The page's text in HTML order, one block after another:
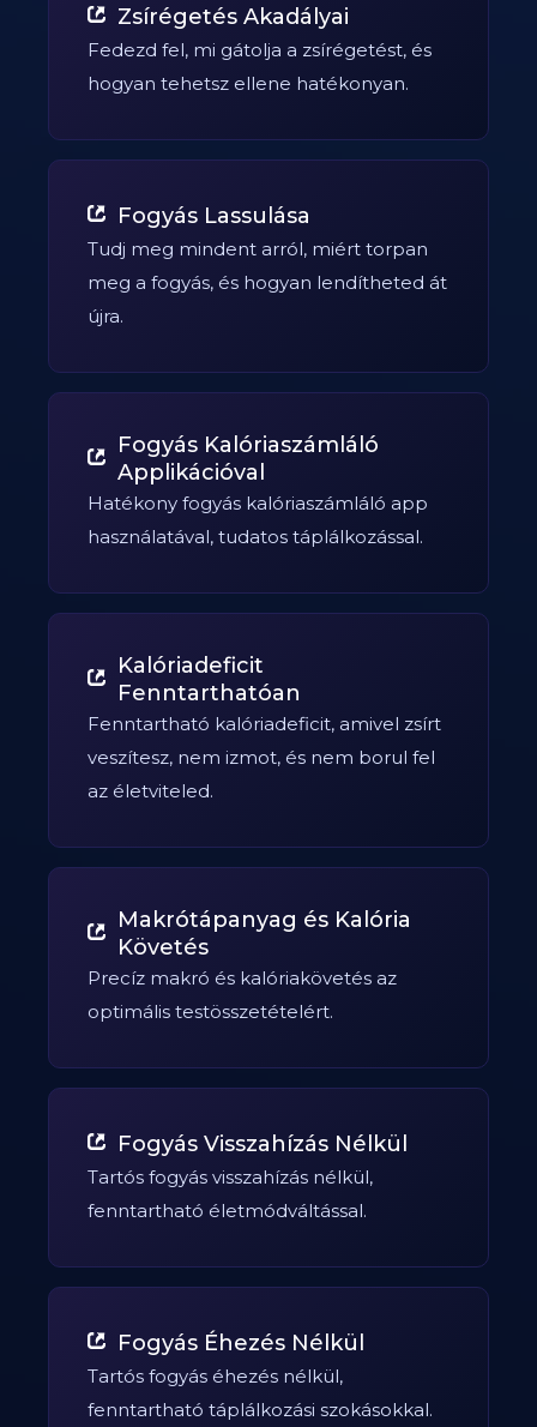
Zsírégetés Akadályai
Fedezd fel, mi gátolja a zsírégetést, és
hogyan tehetsz ellene hatékonyan.
Fogyás Lassulása
Tudj meg mindent arról, miért torpan
meg a fogyás, és hogyan lendítheted át
újra.
Fogyás Kalóriaszámláló
Applikációval
Hatékony fogyás kalóriaszámláló app
használatával, tudatos táplálkozással.
Kalóriadeficit
Fenntarthatóan
Fenntartható kalóriadeficit, amivel zsírt
veszítesz, nem izmot, és nem borul fel
az életviteled.
Makrótápanyag és Kalória
Követés
Precíz makró és kalóriakövetés az
optimális testösszetételért.
Fogyás Visszahízás Nélkül
Tartós fogyás visszahízás nélkül,
fenntartható életmódváltással.
Fogyás Éhezés Nélkül
Tartós fogyás éhezés nélkül,
fenntartható táplálkozási szokásokkal.